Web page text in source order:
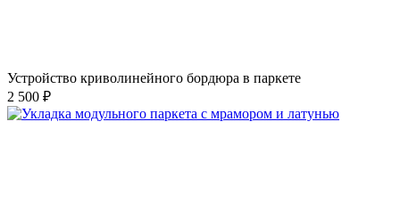
Устройство криволинейного бордюра в паркете
2 500 ₽